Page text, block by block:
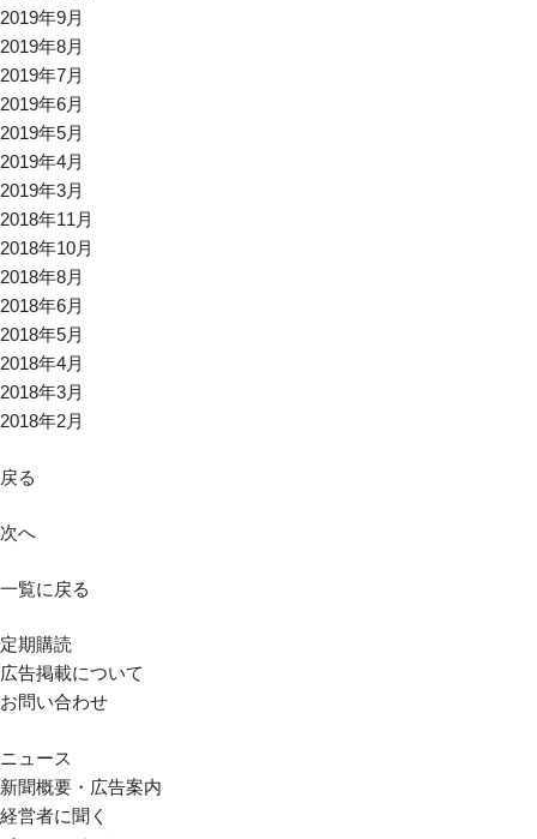
2019年9月
2019年8月
2019年7月
2019年6月
2019年5月
2019年4月
2019年3月
2018年11月
2018年10月
2018年8月
2018年6月
2018年5月
2018年4月
2018年3月
2018年2月
戻る
次へ
一覧に戻る
定期購読
広告掲載について
お問い合わせ
ニュース
新聞概要・広告案内
経営者に聞く